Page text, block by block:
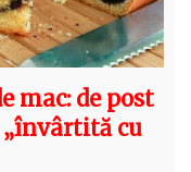
mac: de post
„învârtită cu